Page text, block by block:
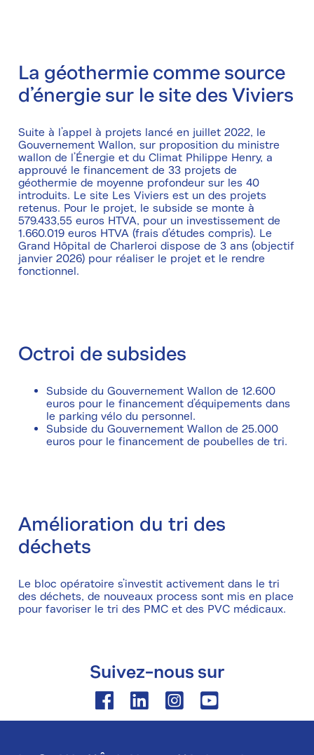
La géothermie comme source
d’énergie sur le site des Viviers
Suite à l’appel à projets lancé en juillet 2022, le
Gouvernement Wallon, sur proposition du ministre
wallon de l’Énergie et du Climat Philippe Henry, a
approuvé le financement de 33 projets de
géothermie de moyenne profondeur sur les 40
introduits. Le site Les Viviers est un des projets
retenus. Pour le projet, le subside se monte à
579.433,55 euros HTVA, pour un investissement de
1.660.019 euros HTVA (frais d’études compris). Le
Grand Hôpital de Charleroi dispose de 3 ans (objectif
janvier 2026) pour réaliser le projet et le rendre
fonctionnel.
Octroi de subsides
Subside du Gouvernement Wallon de 12.600
euros pour le financement d’équipements dans
le parking vélo du personnel.
Subside du Gouvernement Wallon de 25.000
euros pour le financement de poubelles de tri.
Amélioration du tri des
déchets
Le bloc opératoire s’investit activement dans le tri
des déchets, de nouveaux process sont mis en place
pour favoriser le tri des PMC et des PVC médicaux.
Suivez-nous sur
FacebookLinkedinInstagramYoutube